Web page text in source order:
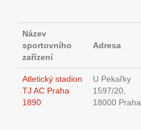
Název
sportovního
zařízení
Adresa
Atletický stadion
TJ AC Praha
1890
U Pekařky
1597/20,
18000 Praha